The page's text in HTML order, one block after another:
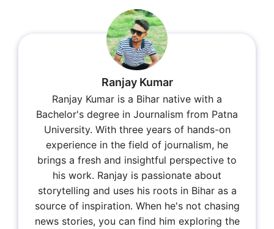
Ranjay Kumar
Ranjay Kumar is a Bihar native with a
Bachelor's degree in Journalism from Patna
University. With three years of hands-on
experience in the field of journalism, he
brings a fresh and insightful perspective to
his work. Ranjay is passionate about
storytelling and uses his roots in Bihar as a
source of inspiration. When he's not chasing
news stories, you can find him exploring the